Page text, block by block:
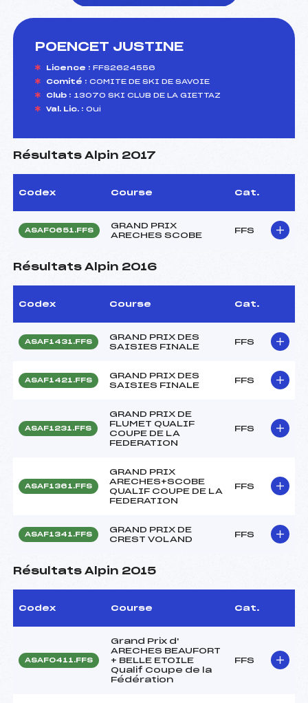
POENCET JUSTINE
Licence : FFS2624556
Comité : COMITE DE SKI DE SAVOIE
Club : 13070 SKI CLUB DE LA GIETTAZ
Val. Lic. : Oui
Résultats Alpin 2017
Codex Course Cat.
ASAF0651.FFS
GRAND PRIX
ARECHES SCOBE
FFS
Résultats Alpin 2016
Codex Course Cat.
ASAF1431.FFS
GRAND PRIX DES
SAISIES FINALE
FFS
ASAF1421.FFS
GRAND PRIX DES
SAISIES FINALE
FFS
ASAF1231.FFS
GRAND PRIX DE
FLUMET QUALIF
COUPE DE LA
FEDERATION
FFS
ASAF1361.FFS
GRAND PRIX
ARECHES+SCOBE
QUALIF COUPE DE LA
FEDERATION
FFS
ASAF1341.FFS
GRAND PRIX DE
CREST VOLAND
FFS
Résultats Alpin 2015
Codex Course Cat.
ASAF0411.FFS
Grand Prix d'
ARECHES BEAUFORT
+ BELLE ETOILE
Qualif Coupe de la
Fédération
FFS